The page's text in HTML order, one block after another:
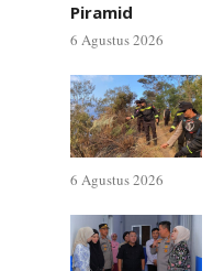
Piramid
6 Agustus 2026
6 Agustus 2026